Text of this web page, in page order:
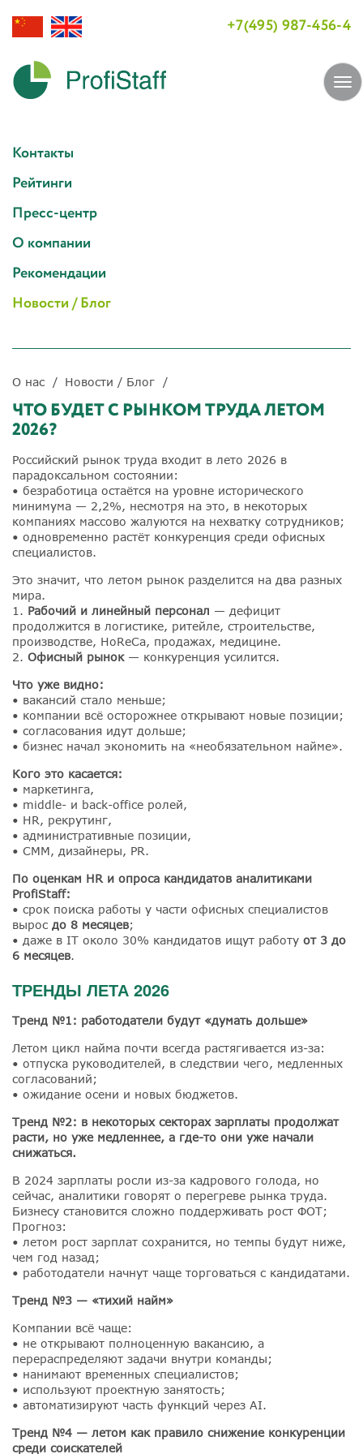
+7(495) 987-456-4
Контакты
Рейтинги
Пресс-центр
О компании
Рекомендации
Новости / Блог
О нас Новости / Блог
ЧТО БУДЕТ С РЫНКОМ ТРУДА ЛЕТОМ
2026?
️Российский рынок труда входит в лето 2026 в
парадоксальном состоянии:
• безработица остаётся на уровне исторического
минимума — 2,2%, несмотря на это, в некоторых
компаниях массово жалуются на нехватку сотрудников;
• одновременно растёт конкуренция среди офисных
специалистов.
️Это значит, что летом рынок разделится на два разных
мира.
1. Рабочий и линейный персонал — дефицит
продолжится в логистике, ритейле, строительстве,
производстве, HoReCa, продажах, медицине.
2. Офисный рынок— конкуренция усилится.
️Что уже видно:
• вакансий стало меньше;
• компании всё осторожнее открывают новые позиции;
• согласования идут дольше;
• бизнес начал экономить на «необязательном найме».
Кого это касается:
• маркетинга,
• middle- и back-office ролей,
• HR, рекрутинг,
• административные позиции,
• СММ, дизайнеры, PR.
По оценкам HR и опроса кандидатов аналитиками
ProfiStaff:
• срок поиска работы у части офисных специалистов
вырос до 8 месяцев;
• даже в IT около 30% кандидатов ищут работу от 3 до
6 месяцев.
ТРЕНДЫ ЛЕТА 2026
Тренд №1: работодатели будут «думать дольше»
Летом цикл найма почти всегда растягивается из-за:
• отпуска руководителей, в следствии чего, медленных
согласований;
• ожидание осени и новых бюджетов.
Тренд №2: в некоторых секторах зарплаты продолжат
расти, но уже медленнее, а где-то они уже начали
снижаться.
В 2024 зарплаты росли из-за кадрового голода, но
сейчас, аналитики говорят о перегреве рынка труда.
Бизнесу становится сложно поддерживать рост ФОТ;
Прогноз:
• летом рост зарплат сохранится, но темпы будут ниже,
чем год назад;
• работодатели начнут чаще торговаться с кандидатами.
Тренд №3 — «тихий найм»
Компании всё чаще:
• не открывают полноценную вакансию, а
перераспределяют задачи внутри команды;
• нанимают временных специалистов;
• используют проектную занятость;
• автоматизируют часть функций через AI.
️Тренд №4 — летом как правило снижение конкуренции
среди соискателей